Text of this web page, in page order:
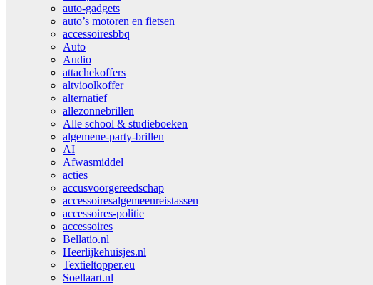
auto-gadgets
auto’s motoren en fietsen
accessoiresbbq
Auto
Audio
attachekoffers
altvioolkoffer
alternatief
allezonnebrillen
Alle school & studieboeken
algemene-party-brillen
AI
Afwasmiddel
acties
accusvoorgereedschap
accessoiresalgemeenreistassen
accessoires-politie
accessoires
Bellatio.nl
Heerlijkehuisjes.nl
Textieltopper.eu
Soellaart.nl